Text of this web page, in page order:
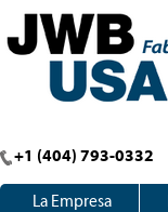
+1 (404) 793-0332
La Empresa